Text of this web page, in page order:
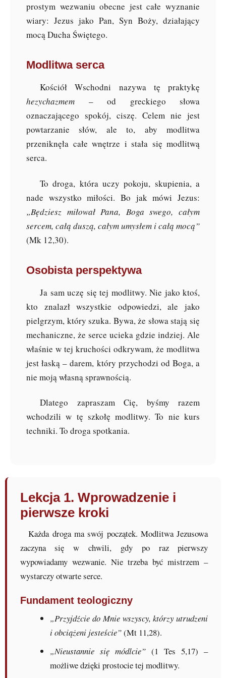
prostym wezwaniu obecne jest całe wyznanie
wiary: Jezus jako Pan, Syn Boży, działający
mocą Ducha Świętego.
Modlitwa serca
Kościół Wschodni nazywa tę praktykę
hezychazmem – od greckiego słowa
oznaczającego spokój, ciszę. Celem nie jest
powtarzanie słów, ale to, aby modlitwa
przeniknęła całe wnętrze i stała się modlitwą
serca.
To droga, która uczy pokoju, skupienia, a
nade wszystko miłości. Bo jak mówi Jezus:
„Będziesz miłował Pana, Boga swego, całym
sercem, całą duszą, całym umysłem i całą mocą”
(Mk 12,30).
Osobista perspektywa
Ja sam uczę się tej modlitwy. Nie jako ktoś,
kto znalazł wszystkie odpowiedzi, ale jako
pielgrzym, który szuka. Bywa, że słowa stają się
mechaniczne, że serce ucieka gdzie indziej. Ale
właśnie w tej kruchości odkrywam, że modlitwa
jest łaską – darem, który przychodzi od Boga, a
nie moją własną sprawnością.
Dlatego zapraszam Cię, byśmy razem
wchodzili w tę szkołę modlitwy. To nie kurs
techniki. To droga spotkania.
Lekcja 1. Wprowadzenie i
pierwsze kroki
Każda droga ma swój początek. Modlitwa Jezusowa
zaczyna się w chwili, gdy po raz pierwszy
wypowiadamy wezwanie. Nie trzeba być mistrzem –
wystarczy otwarte serce.
Fundament teologiczny
„Przyjdźcie do Mnie wszyscy, którzy utrudzeni
i obciążeni jesteście”(Mt 11,28).
„Nieustannie się módlcie” (1 Tes 5,17) –
możliwe dzięki prostocie tej modlitwy.